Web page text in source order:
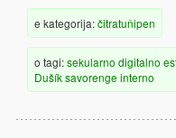
e kategorija:čitratuňipen
o tagi:sekularno digitalno
Dušíksavorenge interno